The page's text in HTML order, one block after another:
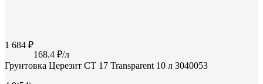
1 684 ₽
168.4 ₽/л
Грунтовка Церезит CT 17 Transparent 10 л 3040053